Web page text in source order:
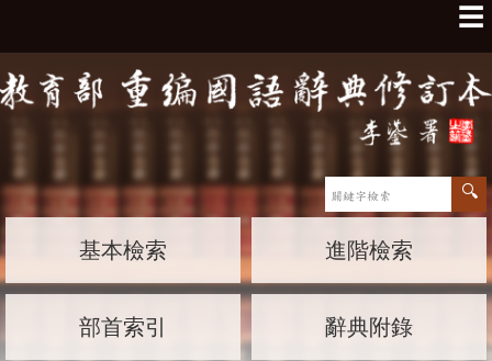
☰
基本檢索 進階檢索
部首索引 辭典附錄